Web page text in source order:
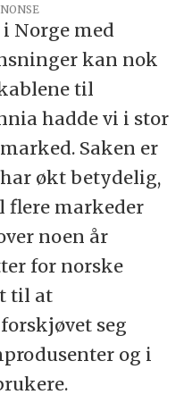
Norge med
kan nok
til
hadde vi i stor
Saken er
økt betydelig,
flere markeder
noen år
for norske
til at
seg
og i